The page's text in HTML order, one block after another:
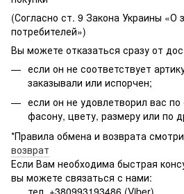
(Согласно ст. 9 Закона Украины «О
потребителей»)
Вы можете отказаться сразу от
если он не соответствует
заказывали или испорчен;
если он не удовлетворил вас
фасону, цвету, размеру или по
*Правила обмена и возврата
возврат
Если Вам необходима быстрая
вы можете связаться с нами:
тел. +380993193486 (Viber)